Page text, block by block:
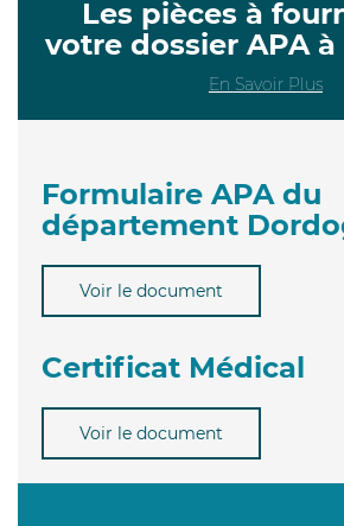
Les pièces à
votre dossier APA
En Savoir Plus
Formulaire APA du
département
Voir le document
Certificat Médical
Voir le document